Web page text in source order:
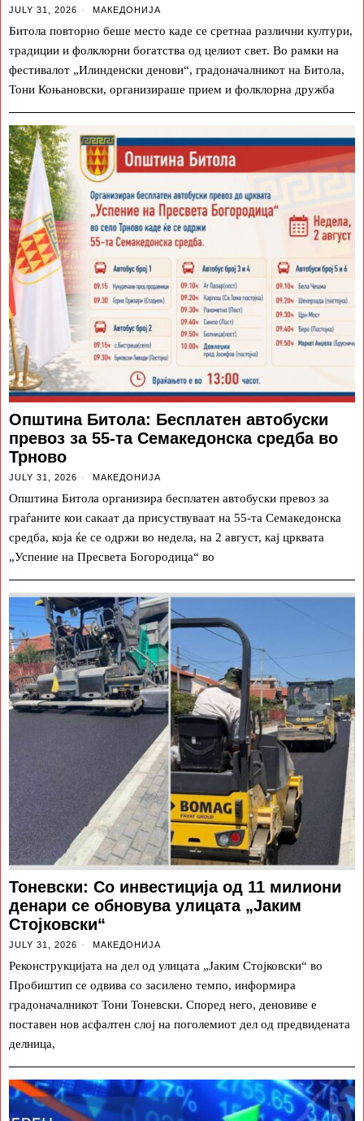
JULY 31, 2026 МАКЕДОНИЈА
Битола повторно беше место каде се сретнаа различни култури,
традиции и фолклорни богатства од целиот свет. Во рамки на
фестивалот „Илинденски денови“, градоначалникот на Битола,
Тони Коњановски, организираше прием и фолклорна дружба
Општина Битола: Бесплатен автобуски
превоз за 55-та Семакедонска средба во
Трново
JULY 31, 2026 МАКЕДОНИЈА
Општина Битола организира бесплатен автобуски превоз за
граѓаните кои сакаат да присуствуваат на 55-та Семакедонска
средба, која ќе се одржи во недела, на 2 август, кај црквата
„Успение на Пресвета Богородица“ во
Тоневски: Со инвестиција од 11 милиони
денари се обновува улицата „Јаким
Стојковски“
JULY 31, 2026 МАКЕДОНИЈА
Реконструкцијата на дел од улицата „Јаким Стојковски“ во
Пробиштип се одвива со засилено темпо, информира
градоначалникот Тони Тоневски. Според него, деновиве е
поставен нов асфалтен слој на поголемиот дел од предвидената
делница,